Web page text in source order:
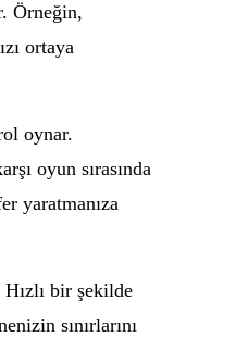
Örneğin,
ortaya
oynar.
oyun sırasında
yaratmanıza
bir şekilde
sınırlarını